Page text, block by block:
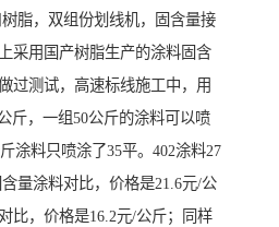
脂，双组份划线机，固含量接
采用国产树脂生产的涂料固含
过测试，高速标线施工中，用
斤，一组50公斤的涂料可以喷
涂料只喷涂了35平。402涂料27
量涂料对比，价格是21.6元/公
比，价格是16.2元/公斤；同样